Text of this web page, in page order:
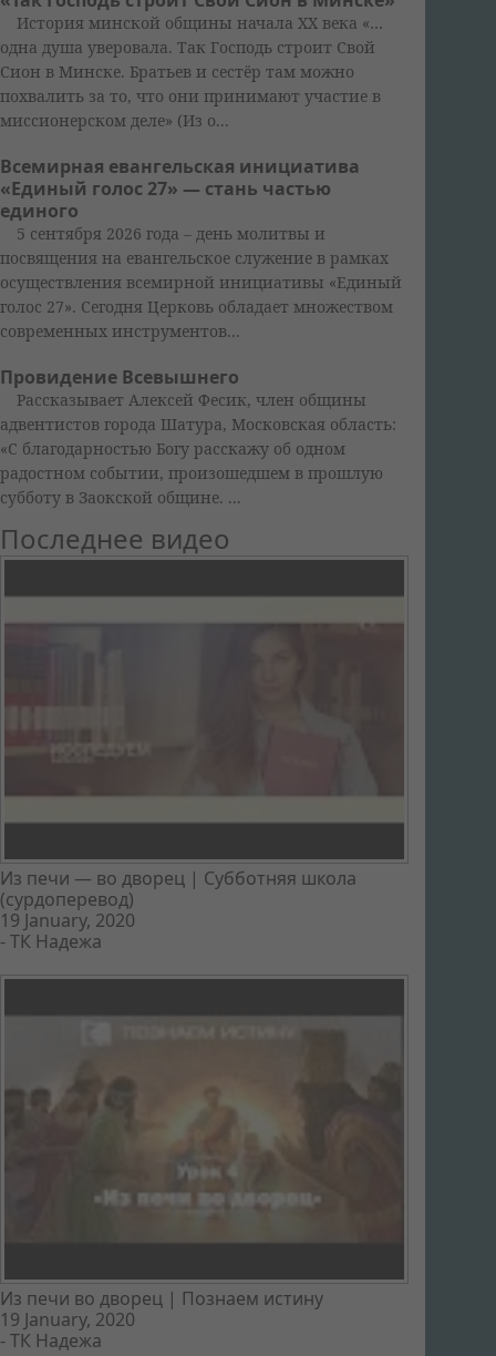
История минской общины начала XX века «…
одна душа уверовала. Так Господь строит Свой
Сион в Минске. Братьев и сестёр там можно
похвалить за то, что они принимают участие в
миссионерском деле» (Из о...
Всемирная евангельская инициатива
«Единый голос 27» — стань частью
единого
5 сентября 2026 года – день молитвы и
посвящения на евангельское служение в рамках
осуществления всемирной инициативы «Единый
голос 27». Сегодня Церковь обладает множеством
современных инструментов...
Провидение Всевышнего
Рассказывает Алексей Фесик, член общины
адвентистов города Шатура, Московская область:
«С благодарностью Богу расскажу об одном
радостном событии, произошедшем в прошлую
субботу в Заокской общине. ...
Последнее видео
Из печи — во дворец | Субботняя школа
(сурдоперевод)
19 January, 2020
-ТК Надежа
Из печи во дворец | Познаем истину
19 January, 2020
-ТК Надежа